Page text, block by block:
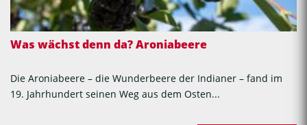
Was wächst denn da? Aroniabeere
Die Aroniabeere – die Wunderbeere der Indianer – fand im
19. Jahrhundert seinen Weg aus dem Osten...